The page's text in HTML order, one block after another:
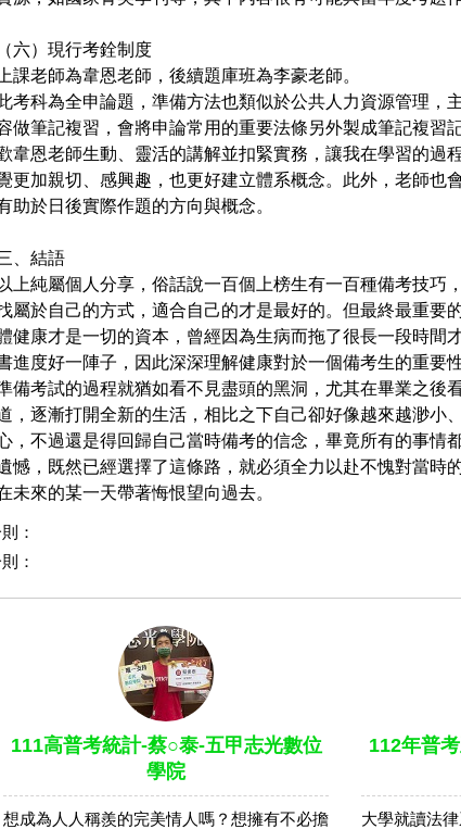
（六）現行考銓制度
上課老師為韋恩老師，後續題庫班為李豪老師。
考科為全申論題，準備方法也類似於公共人力資源管理，
做筆記複習，會將申論常用的重要法條另外製成筆記複習
韋恩老師生動、靈活的講解並扣緊實務，讓我在學習的過
更加親切、感興趣，也更好建立體系概念。此外，老師也
助於日後實際作題的方向與概念。
、結語
以上純屬個人分享，俗話說一百個上榜生有一百種備考技巧
屬於自己的方式，適合自己的才是最好的。但最終最重要
健康才是一切的資本，曾經因為生病而拖了很長一段時間
進度好一陣子，因此深深理解健康對於一個備考生的重要性
備考試的過程就猶如看不見盡頭的黑洞，尤其在畢業之後
，逐漸打開全新的生活，相比之下自己卻好像越來越渺小
，不過還是得回歸自己當時備考的信念，畢竟所有的事情
憾，既然已經選擇了這條路，就必須全力以赴不愧對當時
未來的某一天帶著悔恨望向過去。
：
：
111高普考統計-蔡○泰-五甲志光數位
學院
想成為人人稱羨的完美情人嗎？想擁有不必擔
112年普
大學就讀法